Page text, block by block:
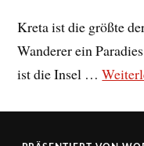
Kreta ist die größte
Wanderer ein
ist die Insel …